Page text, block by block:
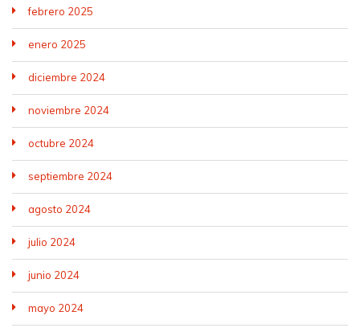
febrero 2025
enero 2025
diciembre 2024
noviembre 2024
octubre 2024
septiembre 2024
agosto 2024
julio 2024
junio 2024
mayo 2024